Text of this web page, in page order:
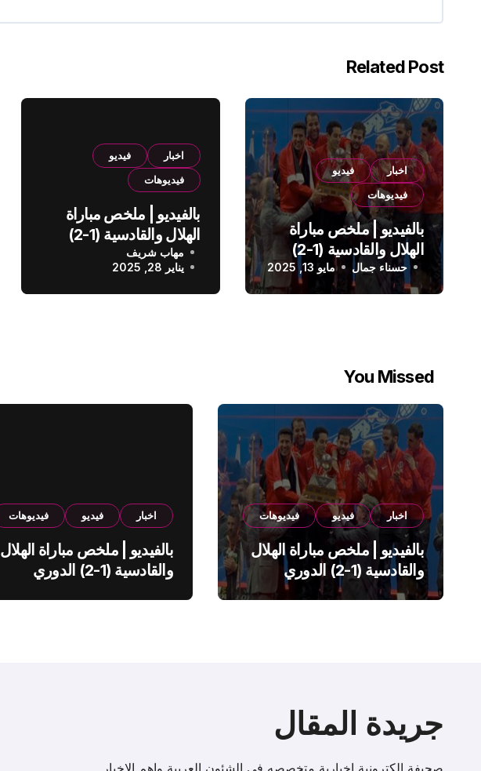
Related Post
اخبار
فيديو
فيديوهات
بالفيديو | ملخص مباراة
الهلال والقادسية (1-2)
الدوري السعودي
حسناء جمال مايو 13, 2025
اخبار
فيديو
فيديوهات
بالفيديو | ملخص مباراة
الهلال والقادسية (1-2)
الدوري السعودي
مهاب شريف
يناير 28, 2025
You Missed
اخبار فيديو فيديوهات
بالفيديو | ملخص مباراة الهلال
والقادسية (1-2) الدوري
السعودي
اخبار فيديو فيديوهات
بالفيديو | ملخص مباراة الهلال
والقادسية (1-2) الدوري
جريدة المقال
صحيفة إلكترونية اخبارية متخصصه فى الشئون العربية واهم الاخبار